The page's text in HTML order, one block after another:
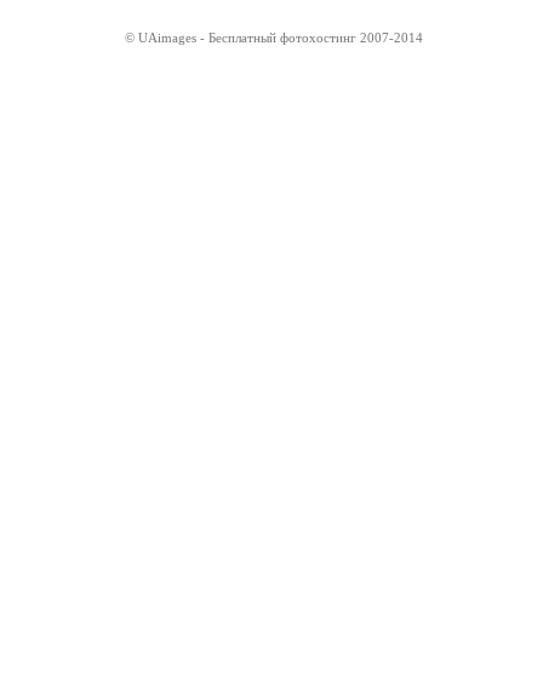
© UAimages - Бесплатный фотохостинг 2007-2014